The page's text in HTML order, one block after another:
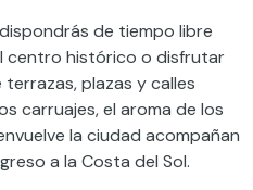
de tiempo libre
centro histórico o disfrutar
plazas y calles
carruajes, el aroma de los
la ciudad acompañan
a la Costa del Sol.